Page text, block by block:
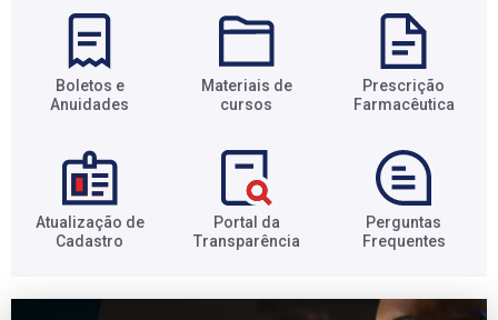
Boletos e
Anuidades​
Materiais de
cursos​
Prescrição
Farmacêutica​
Atualização de
Cadastro​
Portal da
Transparência​
Perguntas
Frequentes​